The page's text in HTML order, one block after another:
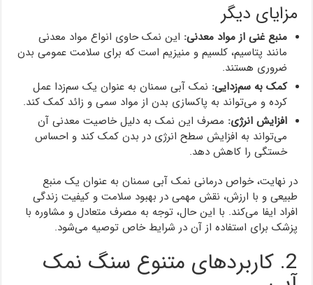
مزایای دیگر
منبع غنی از مواد معدنی: این نمک حاوی انواع مواد معدنی
مانند پتاسیم، کلسیم و منیزیم است که برای سلامت عمومی بدن
ضروری هستند.
کمک به سم‌زدایی: نمک آبی سمنان به عنوان یک سم‌زدا عمل
کرده و می‌تواند به پاکسازی بدن از مواد سمی و زائد کمک کند.
افزایش انرژی: مصرف این نمک به دلیل خاصیت معدنی آن
می‌تواند به افزایش سطح انرژی در بدن کمک کند و احساس
خستگی را کاهش دهد.
در نهایت، خواص درمانی نمک آبی سمنان به عنوان یک منبع
طبیعی و با ارزش، نقش مهمی در بهبود سلامت و کیفیت زندگی
افراد ایفا می‌کند. با این حال، توجه به مصرف متعادل و مشاوره با
پزشک برای استفاده از آن در شرایط خاص توصیه می‌شود.
2. کاربردهای متنوع سنگ نمک